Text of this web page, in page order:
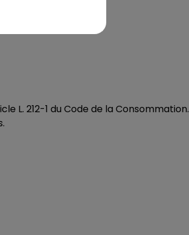
L. 212-1 du Code de la Consommation.